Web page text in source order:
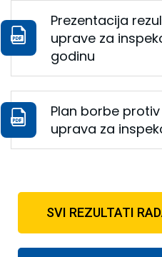
Prezentacija
uprave za
godinu
Plan borbe
uprava za
SVI REZULTATI